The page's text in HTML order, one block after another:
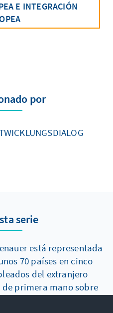
E INTEGRACIÓN
por
serie
está representada
70 países en cinco
del extranjero
primera mano sobre